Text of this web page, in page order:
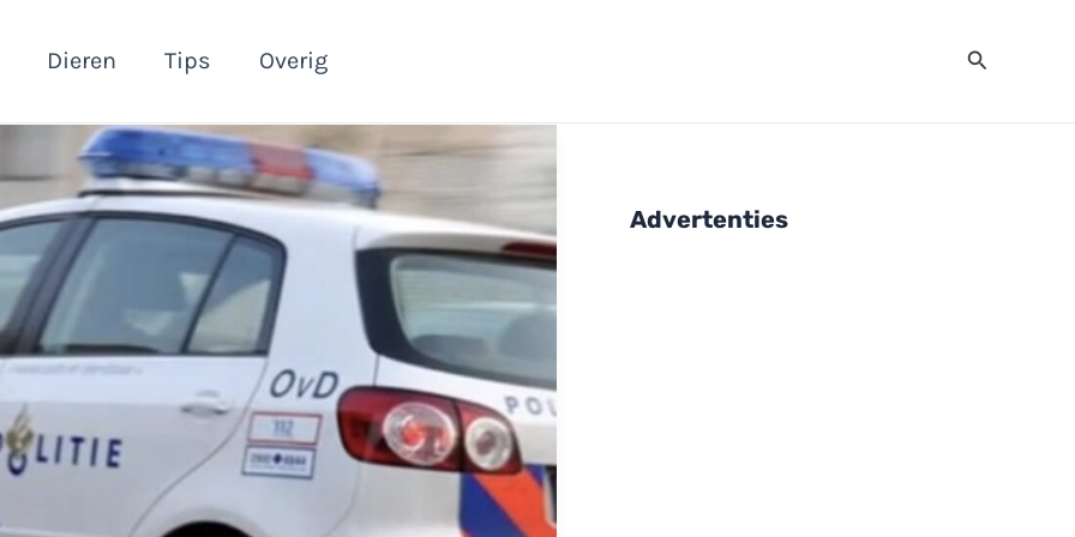
Dieren Tips Overig Zoeken
Advertenties